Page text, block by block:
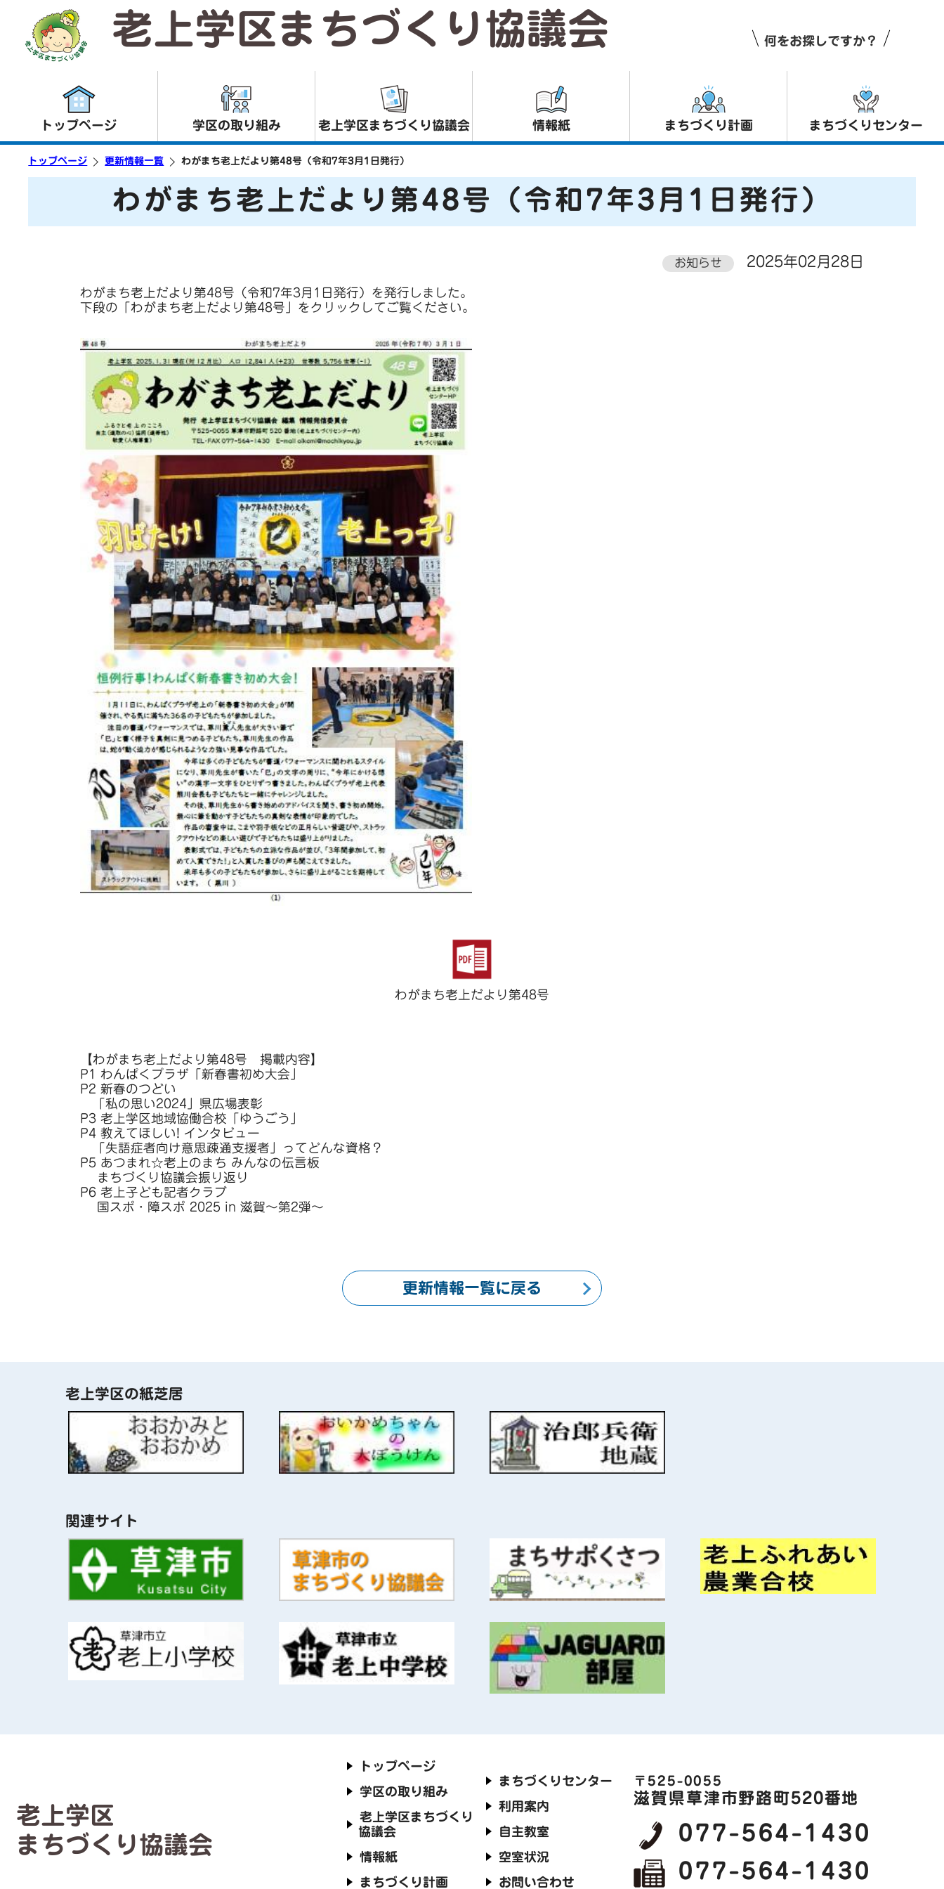
老上学区まちづくり協議会 何をお探しですか？
トップページ 学区の取り組み 老上学区まちづくり協議会 情報紙 まちづくり計画 まちづくりセンター
トップページ 更新情報一覧 わがまち老上だより第48号（令和7年3月1日発行）
わがまち老上だより第48号（令和7年3月1日発行）
お知らせ 2025年02月28日
わがまち老上だより第48号（令和7年3月1日発行）を発行しました。
下段の「わがまち老上だより第48号」をクリックしてご覧ください。
わがまち老上だより第48号
【わがまち老上だより第48号 掲載内容】
P1 わんぱくプラザ「新春書初め大会」
P2 新春のつどい
「私の思い2024」県広場表彰
P3 老上学区地域協働合校「ゆうごう」
P4 教えてほしい! インタビュー
「失語症者向け意思疎通支援者」ってどんな資格？
P5 あつまれ☆老上のまち みんなの伝言板
まちづくり協議会振り返り
P6 老上子ども記者クラブ
国スポ・障スポ 2025 in 滋賀～第2弾～
更新情報一覧に戻る
老上学区の紙芝居
関連サイト
老上学区
まちづくり協議会
トップページ
学区の取り組み
老上学区まちづくり
協議会
情報紙
まちづくり計画
まちづくりセンター
利用案内
自主教室
空室状況
お問い合わせ
〒525-0055
滋賀県草津市野路町520番地
077-564-1430
077-564-1430